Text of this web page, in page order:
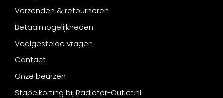
Verzenden & retourneren
Betaalmogelijkheden
Veelgestelde vragen
Contact
Onze beurzen
Stapelkorting bij Radiator-Outlet.nl